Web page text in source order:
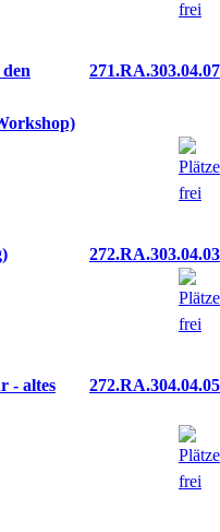
271.RA.303.04.07
272.RA.303.04.03
- altes
272.RA.304.04.05